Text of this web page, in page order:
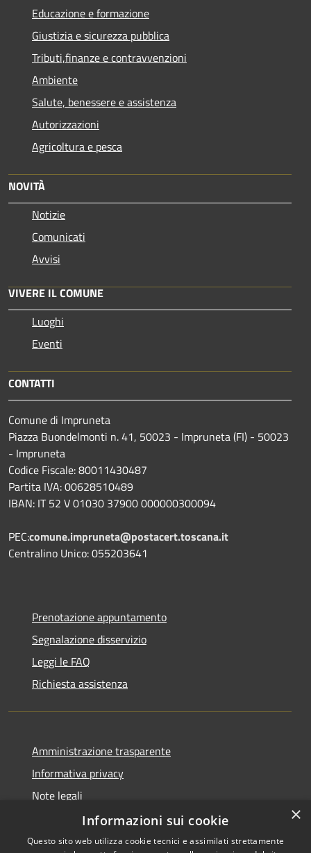
Educazione e formazione
Giustizia e sicurezza pubblica
Tributi,finanze e contravvenzioni
Ambiente
Salute, benessere e assistenza
Autorizzazioni
Agricoltura e pesca
NOVITÀ
Notizie
Comunicati
Avvisi
VIVERE IL COMUNE
Luoghi
Eventi
CONTATTI
Comune di Impruneta
Piazza Buondelmonti n. 41, 50023 - Impruneta (FI) - 50023
- Impruneta
Codice Fiscale: 80011430487
Partita IVA: 00628510489
IBAN: IT 52 V 01030 37900 000000300094
PEC:comune.impruneta@postacert.toscana.it
Centralino Unico: 055203641
Prenotazione appuntamento
Segnalazione disservizio
Leggi le FAQ
Richiesta assistenza
Amministrazione trasparente
Informativa privacy
Note legali
Dichiarazione di accessibilità
×
Informazioni sui cookie
Questo sito web utilizza cookie tecnici e assimilati strettamente